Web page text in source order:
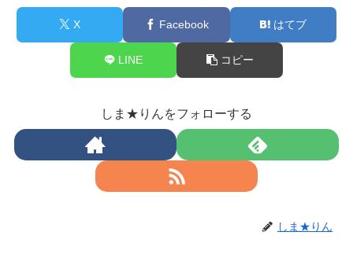
X Facebook はてブ
LINE コピー
しま★りんをフォローする
しま★りん